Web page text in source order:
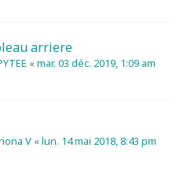
arriere
«mar. 03 déc. 2019, 1:09 am
V «lun. 14 mai 2018, 8:43 pm